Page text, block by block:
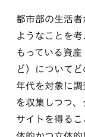
都市部の生活
ようなことを
もっている資
ど）について
年代を対象に
を収集しつつ
サイトを得る